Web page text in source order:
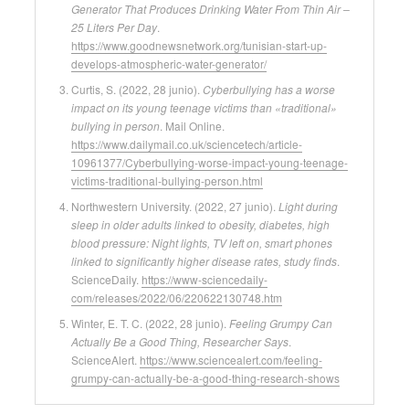
Generator That Produces Drinking Water From Thin Air –
25 Liters Per Day
https://www.goodnewsnetwork.org/tunisian-start-up-
develops-atmospheric-water-generator/
Curtis, S. (2022, 28 junio). Cyberbullying has a worse
impact on its young teenage victims than «traditional»
bullying in person . Mail Online.
https://www.dailymail.co.uk/sciencetech/article-
10961377/Cyberbullying-worse-impact-young-teenage-
victims-traditional-bullying-person.html
Northwestern University. (2022, 27 junio). Light during
sleep in older adults linked to obesity, diabetes, high
blood pressure: Night lights, TV left on, smart phones
linked to significantly higher disease rates, study finds
ScienceDaily. https://www-sciencedaily-
com/releases/2022/06/220622130748.htm
Winter, E. T. C. (2022, 28 junio). Feeling Grumpy Can
Actually Be a Good Thing, Researcher Says
ScienceAlert. https://www.sciencealert.com/feeling-
grumpy-can-actually-be-a-good-thing-research-shows